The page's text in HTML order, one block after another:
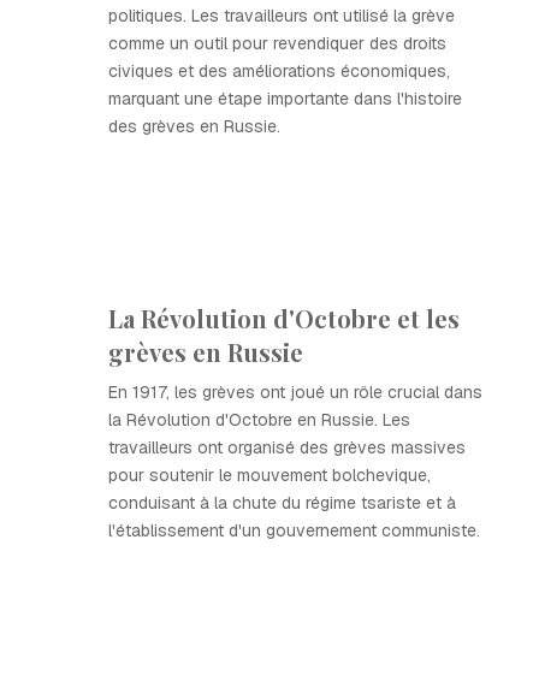
politiques. Les travailleurs ont utilisé la grève
comme un outil pour revendiquer des droits
civiques et des améliorations économiques,
marquant une étape importante dans l'histoire
des grèves en Russie.
La Révolution d'Octobre et les
grèves en Russie
En 1917, les grèves ont joué un rôle crucial dans
la Révolution d'Octobre en Russie. Les
travailleurs ont organisé des grèves massives
pour soutenir le mouvement bolchevique,
conduisant à la chute du régime tsariste et à
l'établissement d'un gouvernement communiste.